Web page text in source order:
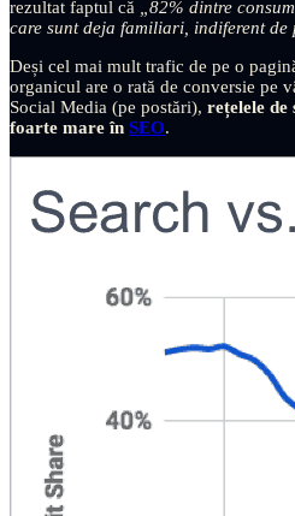
rezultat faptul că
„82% dintre
care sunt deja familiari, indiferent
Deși cel mai mult trafic de pe o
organicul are o rată de conversie pe
Social Media (pe postări), rețelele de
foarte mare în SEO.